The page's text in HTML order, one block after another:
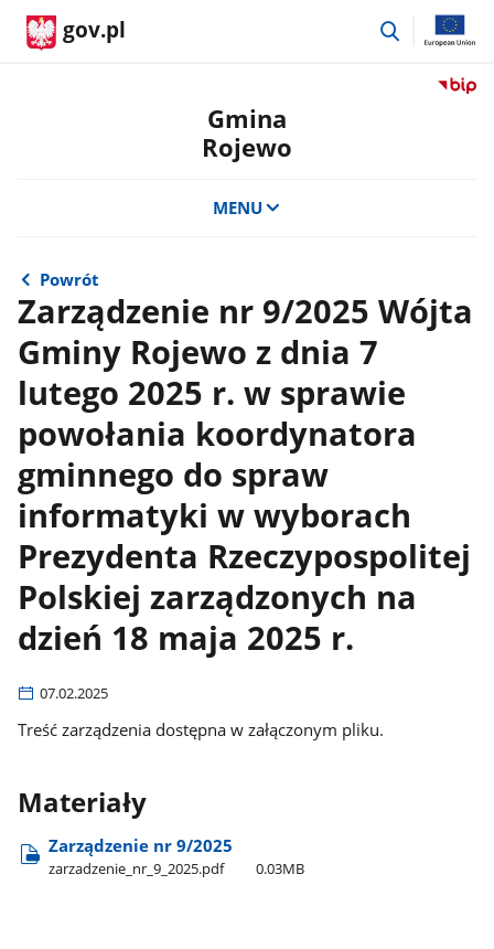
gov.pl
przejdź
Przejdź
Gmina
Rojewo
MENU
Powrót
Zarządzenie nr 9/2025 Wójta
Gminy Rojewo z dnia 7
lutego 2025 r. w sprawie
powołania koordynatora
gminnego do spraw
informatyki w wyborach
Prezydenta Rzeczypospolitej
Polskiej zarządzonych na
dzień 18 maja 2025 r.
07.02.2025
Treść zarządzenia dostępna w załączonym pliku.
Materiały
Zarządzenie nr 9/2025
zarzadzenie​_nr​_9​_2025.pdf 0.03MB